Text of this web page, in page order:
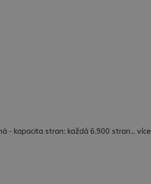
- kapacita stran: každá 6.900 stran...více